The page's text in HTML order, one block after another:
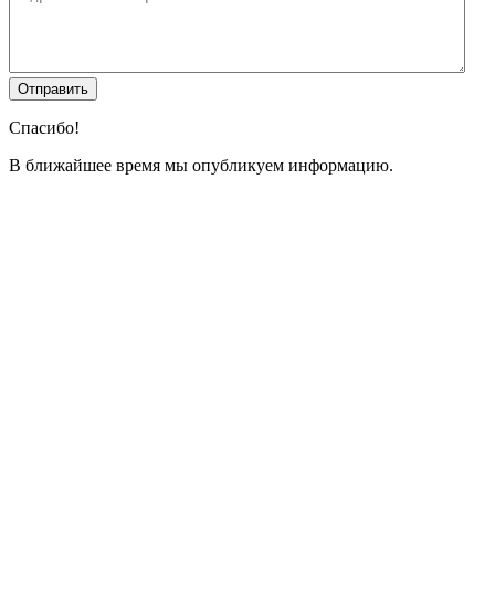
Спасибо!
В ближайшее время мы опубликуем информацию.